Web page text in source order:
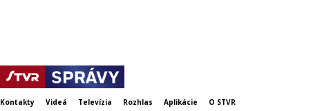
Kontakty Videá Televízia Rozhlas Aplikácie O STVR